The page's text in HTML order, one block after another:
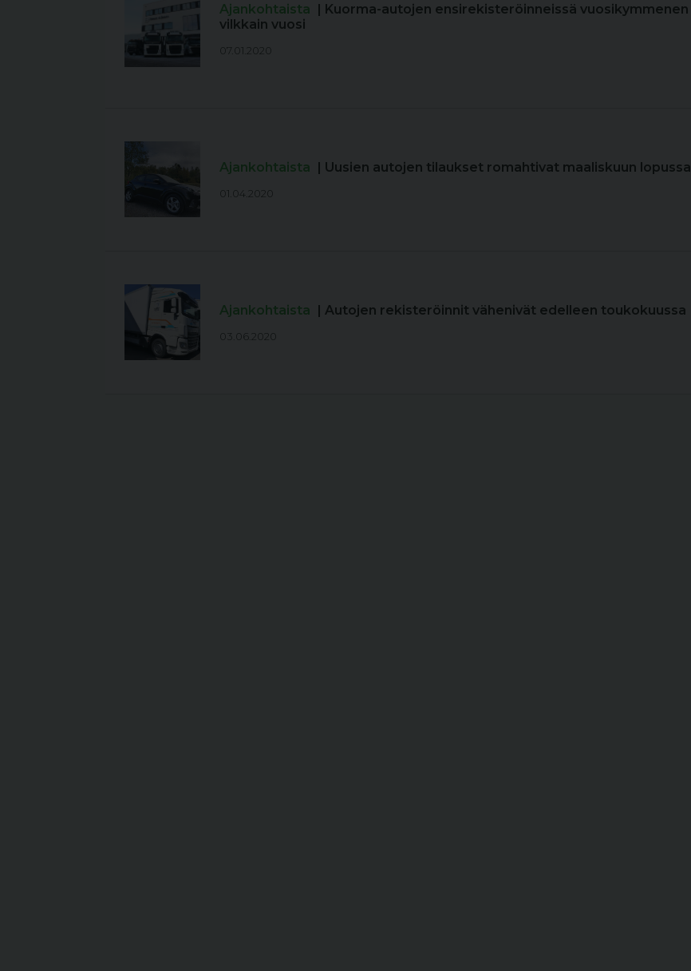
Ajankohtaista | Kuorma-autojen ensirekisteröinneissä vuosikymmenen
vilkkain vuosi
07.01.2020
Ajankohtaista | Uusien autojen tilaukset romahtivat maaliskuun lopussa
01.04.2020
Ajankohtaista | Autojen rekisteröinnit vähenivät edelleen toukokuussa
03.06.2020